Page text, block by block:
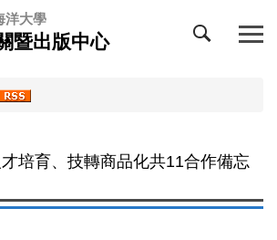
洋大學
暨出版中心
培育、技轉商品化共11合作備忘